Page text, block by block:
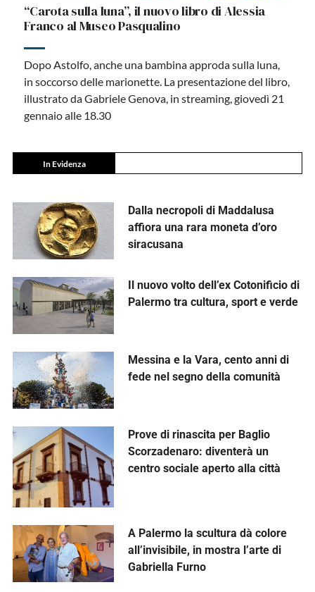
“Carota sulla luna”, il nuovo libro di Alessia
Franco al Museo Pasqualino
Dopo Astolfo, anche una bambina approda sulla luna,
in soccorso delle marionette. La presentazione del libro,
illustrato da Gabriele Genova, in streaming, giovedì 21
gennaio alle 18.30
In Evidenza
Dalla necropoli di Maddalusa
affiora una rara moneta d’oro
siracusana
Il nuovo volto dell’ex Cotonificio di
Palermo tra cultura, sport e verde
Messina e la Vara, cento anni di
fede nel segno della comunità
Prove di rinascita per Baglio
Scorzadenaro: diventerà un
centro sociale aperto alla città
A Palermo la scultura dà colore
all’invisibile, in mostra l’arte di
Gabriella Furno